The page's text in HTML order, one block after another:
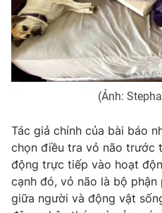
Hitech Công nghệ tương lai
Sản phẩm
Thị trường
Giao lưu trực tuyến
Lịch phát sóng
Emagazine
Photo
(Ảnh:
Tác giả chính của bài báo
chọn điều tra vỏ não trước
động trực tiếp vào hoạt
cạnh đó, vỏ não là bộ
giữa người và động vật